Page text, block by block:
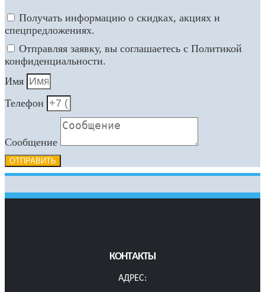
Получать информацию о скидках, акциях и
спецпредложениях.
Отправляя заявку, вы соглашаетесь с Политикой
конфиденциальности.
Имя
Телефон
Сообщение
ОТПРАВИТЬ
КОНТАКТЫ
АДРЕС: